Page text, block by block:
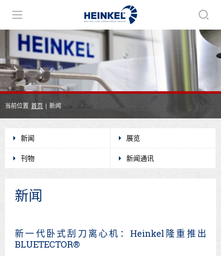
当前位置 首页 新闻
新闻 展览
刊物 新闻通讯
新闻
新一代卧式刮刀离心机：Heinkel隆重推出
BLUETECTOR®